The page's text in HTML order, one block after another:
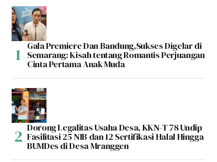
Gala Premiere Dan Bandung,Sukses Digelar di
Semarang: Kisah tentang Romantis Perjuangan
Cinta Pertama Anak Muda
Dorong Legalitas Usaha Desa, KKN-T 78 Undip
Fasilitasi 25 NIB dan 12 Sertifikasi Halal Hingga
BUMDes di Desa Mranggen